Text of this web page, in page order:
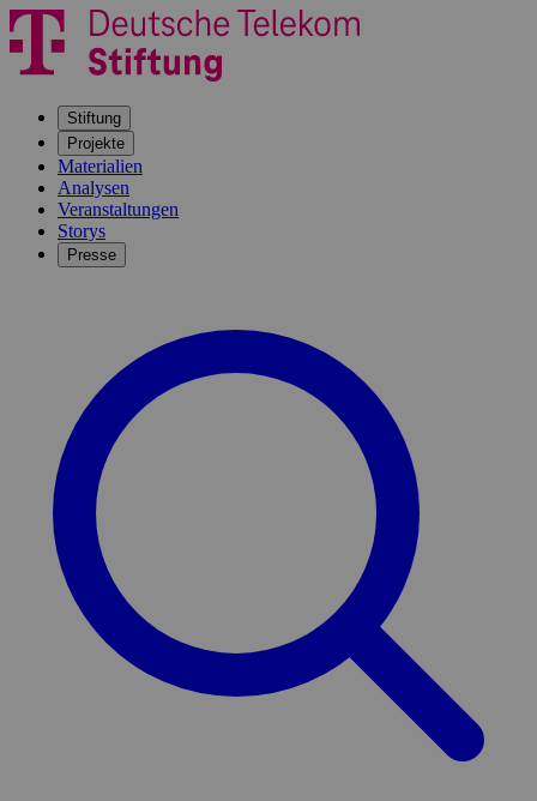
Stiftung
Projekte
Materialien
Analysen
Veranstaltungen
Storys
Presse